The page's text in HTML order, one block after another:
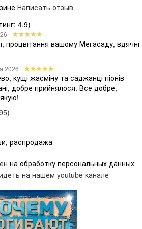
Написать отзыв
4.9)
процвітання вашому Мегасаду, вдячні
2026
кущі жасміну та саджанці піонів -
добре прийнялося. Все добре,
распродажа
на обработку персональных данных
на нашем youtube канале